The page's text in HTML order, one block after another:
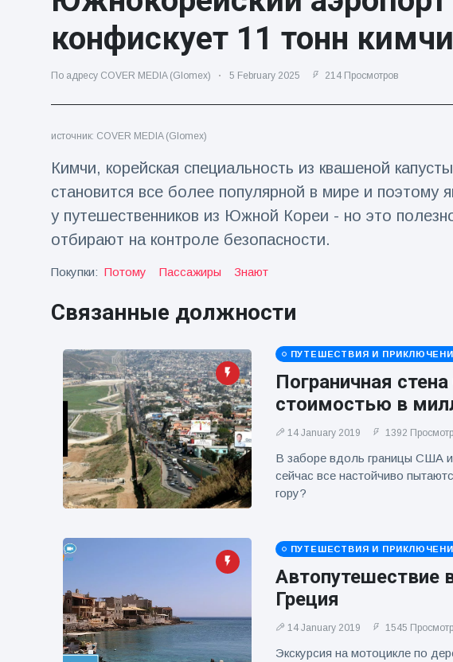
Путешествия и приключения
Последние новости
'Побег'
фокусника из
наручников
вызвал смех у
аудитории
16 July
205
Просмотров
Консерваторы
рождение
низкогорного
зоопарке
Великобритании
Флориды
после запуска
фейерверков из
движущейся
машины
конфискует 11 тонн
По адресу COVER MEDIA (Glomex) 5 February 2025 214 Просмотров
источник: COVER MEDIA (Glomex)
Кимчи, корейская специальность из квашеной
становится все более популярной в мире и поэтому
у путешественников из Южной Кореи - но это
отбирают на контроле безопасности.
Покупки: Потому Пассажиры Знают
Связанные должности
ПУТЕШЕСТВИЯ И
Пограничная
стоимостью в
14 January 2019 1392
В заборе вдоль границы США и
сейчас все настойчиво
гору?
ПУТЕШЕСТВИЯ И
Автопутешествие
Греция
14 January 2019 1545
Экскурсия на мотоцикле по